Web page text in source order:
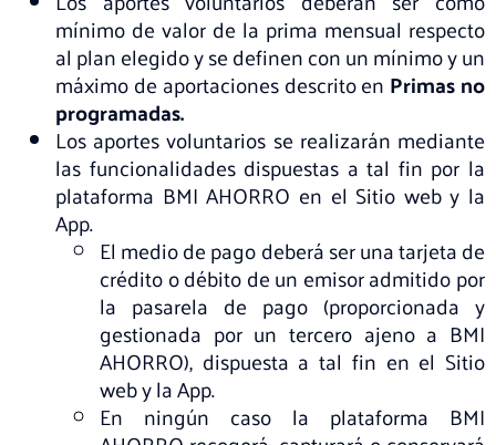
mínimo de valor de la prima mensual respecto
al plan elegido y se definen con un mínimo y un
máximo de aportaciones descrito en Primas no
programadas.
Los aportes voluntarios se realizarán mediante
las funcionalidades dispuestas a tal fin por la
plataforma BMI AHORRO en el Sitio web y la
App.
El medio de pago deberá ser una tarjeta de
crédito o débito de un emisor admitido por
la pasarela de pago (proporcionada y
gestionada por un tercero ajeno a BMI
AHORRO), dispuesta a tal fin en el Sitio
web y la App.
En ningún caso la plataforma BMI